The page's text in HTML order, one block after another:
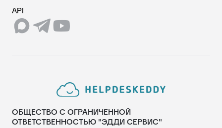
API
ОБЩЕСТВО С ОГРАНИЧЕННОЙ
ОТВЕТСТВЕННОСТЬЮ "ЭДДИ СЕРВИС"